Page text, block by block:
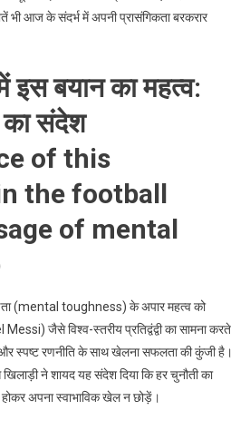
भी आज के संदर्भ में अपनी प्रासंगिकता बरकरार
बयान का महत्व:
का संदेश
of this
the football
of mental
(mental toughness) के अपार महत्व को
जैसे विश्व-स्तरीय प्रतिद्वंद्वी का सामना करते
और स्पष्ट रणनीति के साथ खेलना सफलता की कुंजी है।
ने शायद यह संदेश दिया कि हर चुनौती का
अपना स्वाभाविक खेल न छोड़ें।